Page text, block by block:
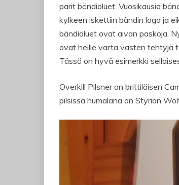
parit bändioluet. Vuosikausia
kylkeen iskettiin bändin logo ja
bändioluet ovat aivan paskoja.
ovat heille varta vasten tehtyjä
Tässä on hyvä esimerkki
Overkill Pilsner on brittiläisen
pilsissä humalana on Styrian